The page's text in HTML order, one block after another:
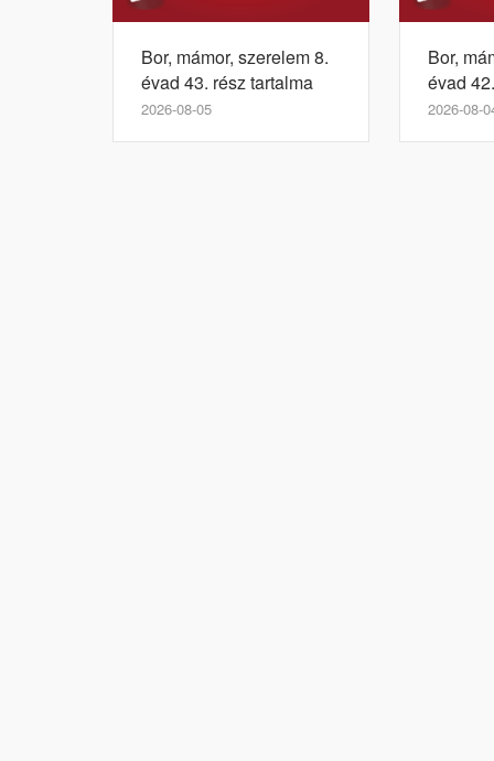
Bor, mámor, szerelem 8.
évad 43. rész tartalma
2026-08-05
Bor,
évad
2026-08-